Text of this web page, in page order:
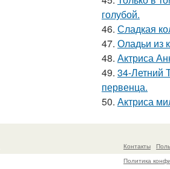
голубой.
46. Сладкая
47. Оладьи из
48. Актриса
49. 34-Летний
первенца.
50. Актриса
Контакты
Политика